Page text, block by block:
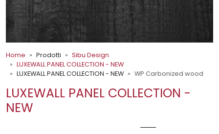
Home Prodotti
Sibu Design
LUXEWALL PANEL COLLECTION - NEW
LUXEWALL PANEL COLLECTION - NEW
WP Carbonized wood
LUXEWALL PANEL COLLECTION -
NEW